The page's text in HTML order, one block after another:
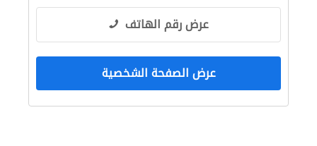
عرض رقم الهاتف
عرض الصفحة الشخصية